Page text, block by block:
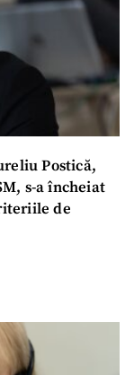
Postică,
s-a încheiat
de